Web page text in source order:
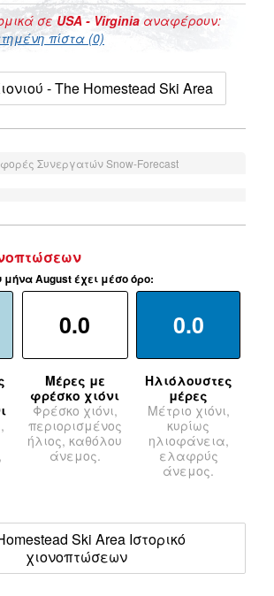
σεUSA - Virginia αναφέρουν:
πίστα (0)
- The Homestead Ski Area
Συνεργατών Snow-Forecast
August έχει μέσο όρο:
0.0
Μέρες με
φρέσκο χιόνι
Φρέσκο χιόνι,
περιορισμένος
ήλιος, καθόλου
άνεμος.
0.0
Ηλιόλουστες
μέρες
Μέτριο χιόνι,
κυρίως
ηλιοφάνεια,
ελαφρύς
άνεμος.
Ski Area Ιστορικό
χιονοπτώσεων